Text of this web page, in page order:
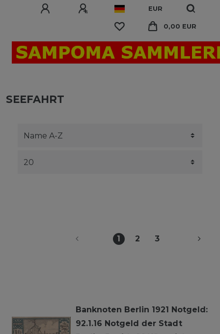
EUR
0,00 EUR
SEEFAHRT
1 2 3
Banknoten Berlin 1921 Notgeld:
92.1.16 Notgeld der Stadt